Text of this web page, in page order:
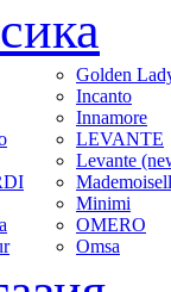
Golden
Incanto
Innamore
LEVANTE
Levante
Minimi
OMERO
Omsa